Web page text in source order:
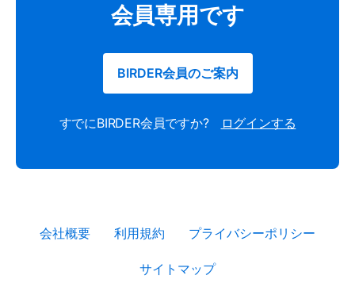
会員専用です
BIRDER会員のご案内
すでにBIRDER会員ですか? ログインする
会社概要 利用規約 プライバシーポリシー
サイトマップ